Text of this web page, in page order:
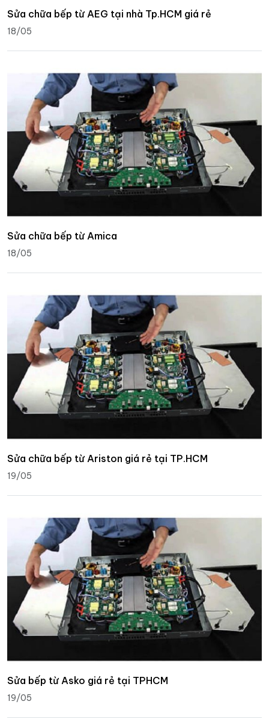
Sửa chữa bếp từ AEG tại nhà Tp.HCM giá rẻ
18/05
Sửa chữa bếp từ Amica
18/05
Sửa chữa bếp từ Ariston giá rẻ tại TP.HCM
19/05
Sửa bếp từ Asko giá rẻ tại TPHCM
19/05